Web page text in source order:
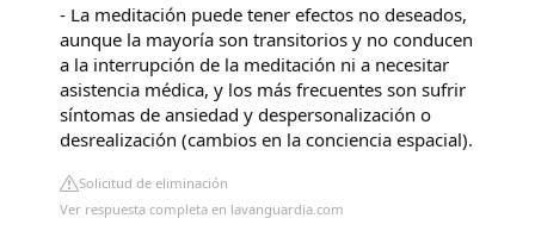
- La meditación puede tener efectos no deseados,
aunque la mayoría son transitorios y no conducen
a la interrupción de la meditación ni a necesitar
asistencia médica, y los más frecuentes son sufrir
síntomas de ansiedad y despersonalización o
desrealización (cambios en la conciencia espacial).
Solicitud de eliminación
Ver respuesta completa en lavanguardia.com